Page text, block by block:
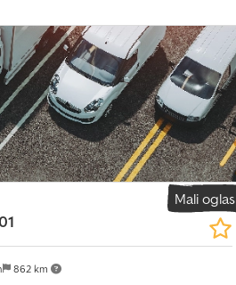
2450 / 1150 / 2070 mm Radna težina:
radna svetla ----- Priloge: * Bočni
u prodaji Novi džojstik Nova boja Novi
pravi prevoz. Još 250 - 300 viljuškara,
ćemo kupiti vaš STARI. Imate li pitanja?
Radujemo se što ćemo vas videti!
U prodavnici dilera uređaj se
Mali oglas
862 km